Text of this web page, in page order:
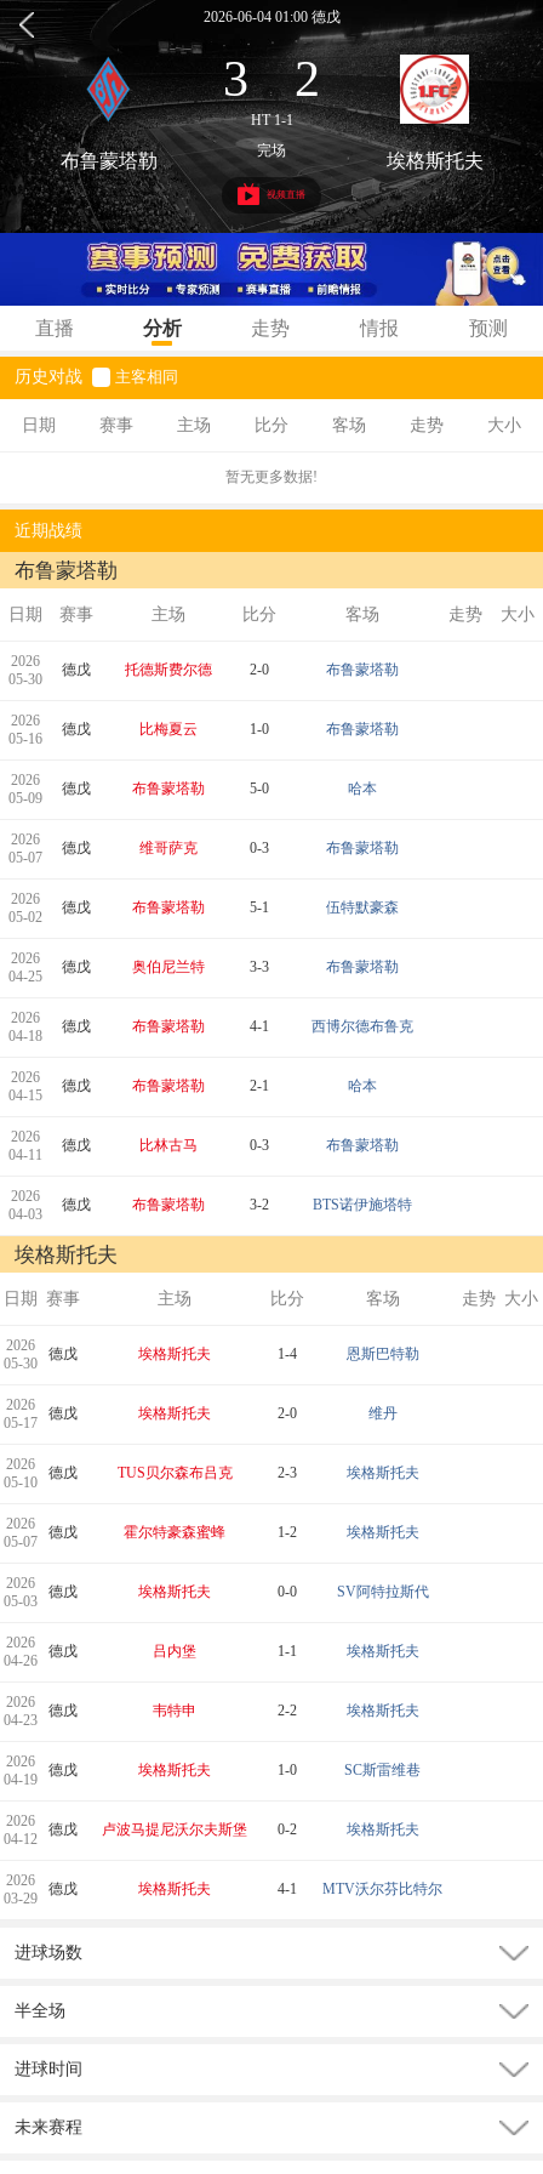
2026-06-04 01:00 德戊
3 : 2
HT 1-1
布鲁蒙塔勒 完场 埃格斯托夫
视频直播
直播 分析 走势 情报 预测
历史对战 主客相同
日期 赛事 主场 比分 客场 走势 大小
暂无更多数据!
近期战绩
布鲁蒙塔勒
日期 赛事 主场 比分 客场 走势 大小
2026
05-30
德戊 托德斯费尔德 2-0 布鲁蒙塔勒
2026
05-16
德戊 比梅夏云 1-0 布鲁蒙塔勒
2026
05-09
德戊 布鲁蒙塔勒 5-0 哈本
2026
05-07
德戊 维哥萨克 0-3 布鲁蒙塔勒
2026
05-02
德戊 布鲁蒙塔勒 5-1 伍特默豪森
2026
04-25
德戊 奥伯尼兰特 3-3 布鲁蒙塔勒
2026
04-18
德戊 布鲁蒙塔勒 4-1 西博尔德布鲁克
2026
04-15
德戊 布鲁蒙塔勒 2-1 哈本
2026
04-11
德戊 比林古马 0-3 布鲁蒙塔勒
2026
04-03
德戊 布鲁蒙塔勒 3-2 BTS诺伊施塔特
埃格斯托夫
日期 赛事 主场 比分 客场 走势 大小
2026
05-30
德戊 埃格斯托夫 1-4 恩斯巴特勒
2026
05-17
德戊 埃格斯托夫 2-0 维丹
2026
05-10
德戊 TUS贝尔森布吕克 2-3 埃格斯托夫
2026
05-07
德戊 霍尔特豪森蜜蜂 1-2 埃格斯托夫
2026
05-03
德戊 埃格斯托夫 0-0 SV阿特拉斯代
2026
04-26
德戊 吕内堡 1-1 埃格斯托夫
2026
04-23
德戊 韦特申 2-2 埃格斯托夫
2026
04-19
德戊 埃格斯托夫 1-0 SC斯雷维巷
2026
04-12
德戊 卢波马提尼沃尔夫斯堡 0-2 埃格斯托夫
2026
03-29
德戊 埃格斯托夫 4-1 MTV沃尔芬比特尔
进球场数
半全场
进球时间
未来赛程